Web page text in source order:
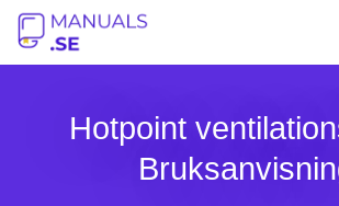
Hotpoint